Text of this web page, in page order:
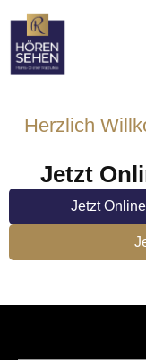
Herzlich
Jetzt
Jetzt